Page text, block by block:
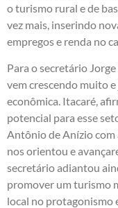
o turismo rural e de
vez mais, inserindo
empregos e renda no
Para o secretário
vem crescendo muito
econômica. Itacaré,
potencial para esse
Antônio de Anízio com
nos orientou e
secretário adiantou
promover um turismo
local no protagonismo